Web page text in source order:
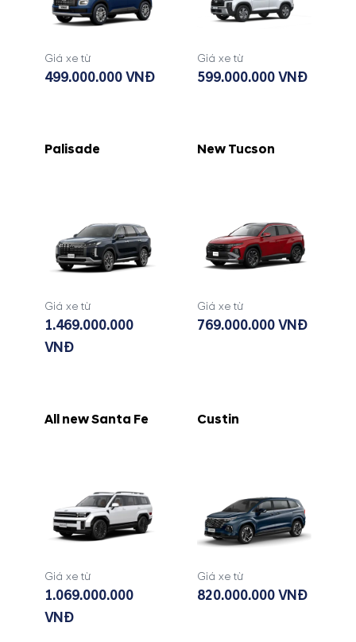
Giá xe từ
499.000.000 VNĐ
Giá xe từ
599.000.000 VNĐ
Palisade
Giá xe từ
1.469.000.000
VNĐ
New Tucson
Giá xe từ
769.000.000 VNĐ
All new Santa Fe
Giá xe từ
1.069.000.000
VNĐ
Custin
Giá xe từ
820.000.000 VNĐ